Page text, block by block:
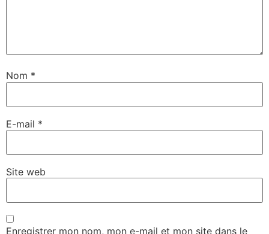
Nom *
E-mail *
Site web
Enregistrer mon nom, mon e-mail et mon site dans le